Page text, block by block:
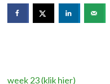
week 23 (klik hier)